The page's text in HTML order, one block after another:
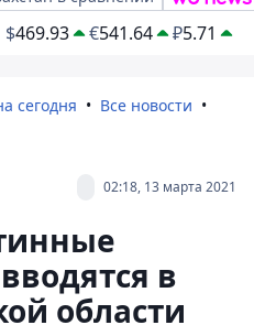
$469.93 €541.64 ₽5.71
сегодня
Все новости
02:18, 13 марта 2021
в
области